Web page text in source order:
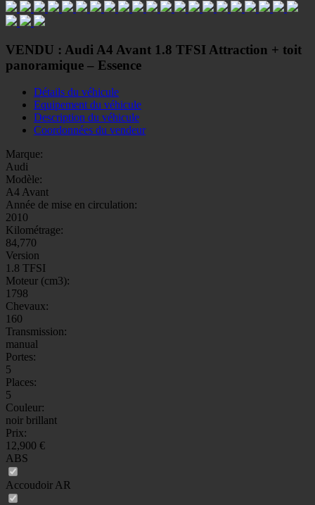
VENDU : Audi A4 Avant 1.8 TFSI Attraction + toit
panoramique – Essence
Détails du véhicule
Equipement du véhicule
Description du véhicule
Coordonnées du vendeur
Marque:
Audi
Modèle:
A4 Avant
Année de mise en circulation:
2010
Kilométrage:
84,770
Version
1.8 TFSI
Moteur (cm3):
1798
Chevaux:
160
Transmission:
manual
Portes:
5
Places:
5
Couleur:
noir brillant
Prix:
12,900 €
ABS
Accoudoir AR